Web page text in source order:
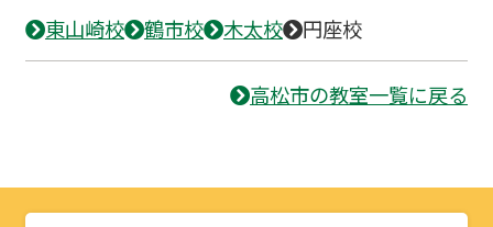
東山崎校 鶴市校 木太校 円座校
高松市の教室一覧に戻る